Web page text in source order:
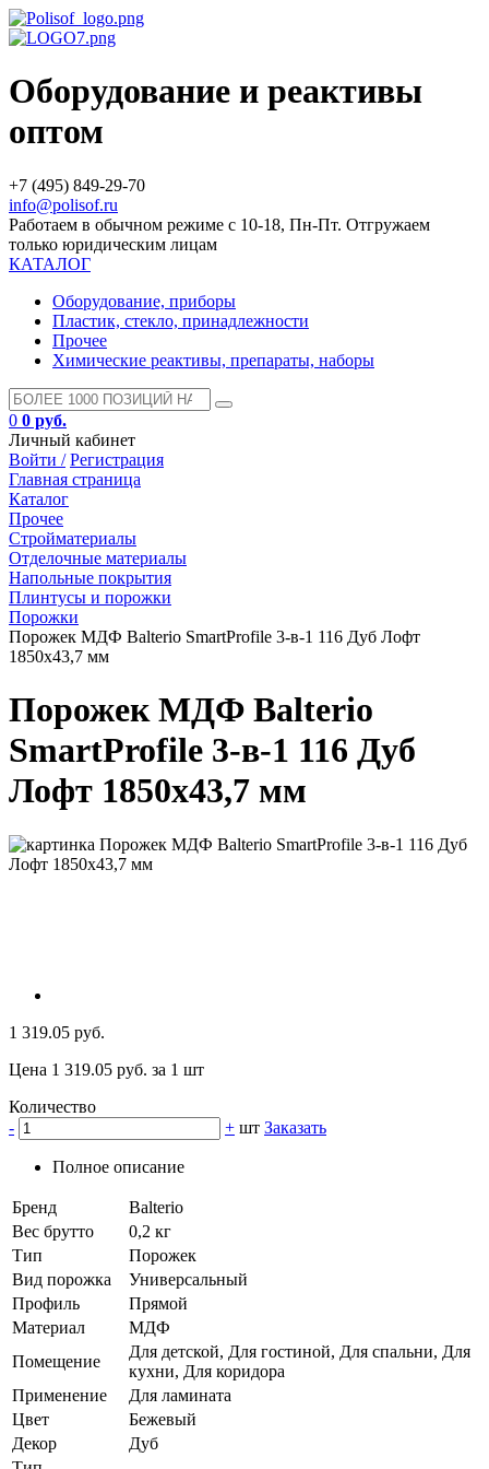
Оборудование и реактивы
оптом
+7 (495) 849-29-70
info@polisof.ru
Работаем в обычном режиме с 10-18, Пн-Пт. Отгружаем
только юридическим лицам
КАТАЛОГ
Оборудование, приборы
Пластик, стекло, принадлежности
Прочее
Химические реактивы, препараты, наборы
0 0 руб.
Личный кабинет
Войти / Регистрация
Главная страница
Каталог
Прочее
Стройматериалы
Отделочные материалы
Напольные покрытия
Плинтусы и порожки
Порожки
Порожек МДФ Balterio SmartProfile 3-в-1 116 Дуб Лофт
1850x43,7 мм
Порожек МДФ Balterio
SmartProfile 3-в-1 116 Дуб
Лофт 1850x43,7 мм
1 319.05 руб.
Цена 1 319.05 руб. за 1 шт
Количество
-
+ шт Заказать
Полное описание
Бренд
Balterio
Вес брутто
0,2 кг
Тип
Порожек
Вид порожка
Универсальный
Профиль
Прямой
Материал
МДФ
Помещение
Для детской, Для гостиной, Для спальни, Для
кухни, Для коридора
Применение
Для ламината
Цвет
Бежевый
Декор
Дуб